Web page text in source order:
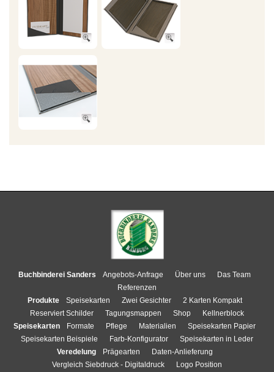
Buchbinderei Sanders Angebots-Anfrage Über uns
Das Team
Referenzen
Produkte
Speisekarten Zwei Gesichter
2 Karten Kompakt
Reserviert Schilder
Tagungsmappen Shop
Kellnerblock
Speisekarten
Formate Pflege Materialien
Speisekarten Papier
Speisekarten Beispiele
Farb-Konfigurator
Speisekarten in Leder
Veredelung
Prägearten
Daten-Anlieferung
Vergleich Siebdruck - Digitaldruck
Logo Position